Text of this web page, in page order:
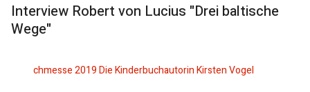
Interview Robert von Lucius "Drei baltische
Wege"